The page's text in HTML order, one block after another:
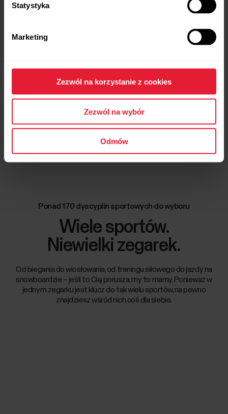
Statystyka
Marketing
Zezwól na korzystanie z cookies
Zezwól na wybór
Odmów
Ponad 170 dyscyplin sportowych do wyboru
Wiele sportów.
Niewielki zegarek.
Od biegania do wiosłowania, od treningu siłowego do jazdy na
snowboardzie – jeśli to Cię porusza, my to mamy. Ponieważ w
jednym zegarku jest klucz do tak wielu sportów, na pewno
znajdziesz wśród nich coś dla siebie.